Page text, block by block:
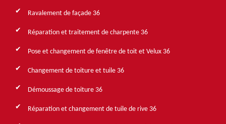
Ravalement de façade 36
Réparation et traitement de charpente 36
Pose et changement de fenêtre de toit et Velux 36
Changement de toiture et tuile 36
Démoussage de toiture 36
Réparation et changement de tuile de rive 36